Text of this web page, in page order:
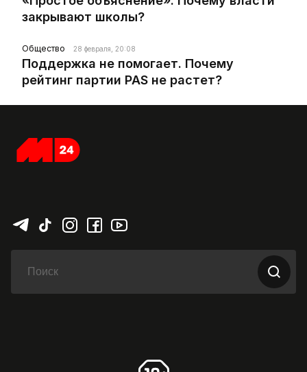
закрывают школы?
Общество 28 февраля, 20:08
Поддержка не помогает. Почему
рейтинг партии PAS не растет?